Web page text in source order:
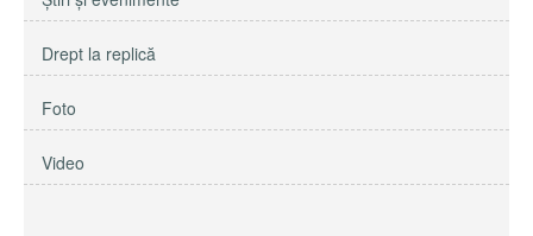
Drept la replică
Foto
Video